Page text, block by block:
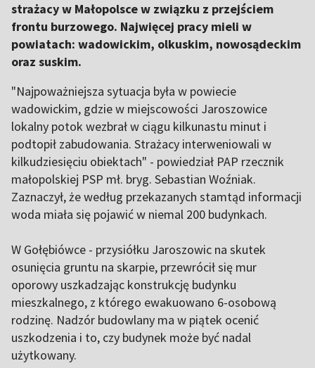
strażacy w Małopolsce w związku z przejściem
frontu burzowego. Najwięcej pracy mieli w
powiatach: wadowickim, olkuskim, nowosądeckim
oraz suskim.
"Najpoważniejsza sytuacja była w powiecie
wadowickim, gdzie w miejscowości Jaroszowice
lokalny potok wezbrał w ciągu kilkunastu minut i
podtopił zabudowania. Strażacy interweniowali w
kilkudziesięciu obiektach" - powiedział PAP rzecznik
małopolskiej PSP mł. bryg. Sebastian Woźniak.
Zaznaczył, że według przekazanych stamtąd informacji
woda miała się pojawić w niemal 200 budynkach.
W Gołębiówce - przysiółku Jaroszowic na skutek
osunięcia gruntu na skarpie, przewrócił się mur
oporowy uszkadzając konstrukcję budynku
mieszkalnego, z którego ewakuowano 6-osobową
rodzinę. Nadzór budowlany ma w piątek ocenić
uszkodzenia i to, czy budynek może być nadal
użytkowany.